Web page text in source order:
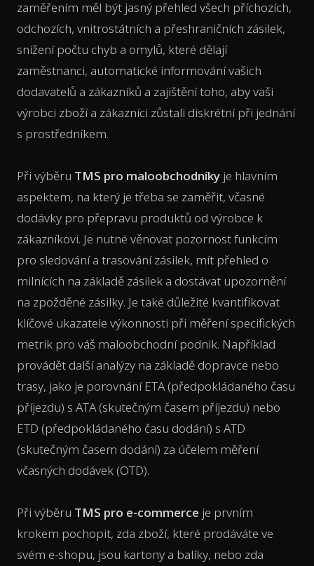
zaměřením měl být jasný přehled všech příchozích,
odchozích, vnitrostátních a přeshraničních zásilek,
snížení počtu chyb a omylů, které dělají
zaměstnanci, automatické informování vašich
dodavatelů a zákazníků a zajištění toho, aby vaši
výrobci zboží a zákazníci zůstali diskrétní při jednání
s prostředníkem.
Při výběru TMS pro maloobchodníky je hlavním
aspektem, na který je třeba se zaměřit, včasné
dodávky pro přepravu produktů od výrobce k
zákazníkovi. Je nutné věnovat pozornost funkcím
pro sledování a trasování zásilek, mít přehled o
milnících na základě zásilek a dostávat upozornění
na zpožděné zásilky. Je také důležité kvantifikovat
klíčové ukazatele výkonnosti při měření specifických
metrik pro váš maloobchodní podnik. Například
provádět další analýzy na základě dopravce nebo
trasy, jako je porovnání ETA (předpokládaného času
příjezdu) s ATA (skutečným časem příjezdu) nebo
ETD (předpokládaného času dodání) s ATD
(skutečným časem dodání) za účelem měření
včasných dodávek (OTD).
Při výběru TMS pro e-commerce je prvním
krokem pochopit, zda zboží, které prodáváte ve
svém e-shopu, jsou kartony a balíky, nebo zda